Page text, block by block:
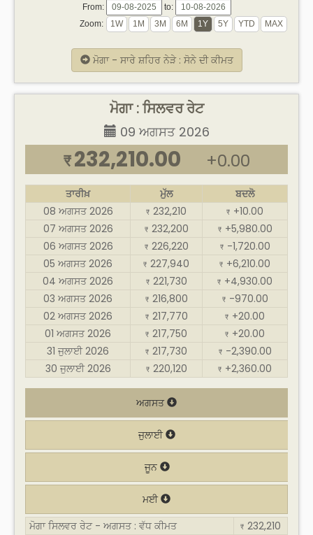
From:
to:
Zoom:
ਮੋਗਾ - ਸਾਰੇ ਸ਼ਹਿਰ ਨੇੜੇ : ਸੋਨੇ ਦੀ ਕੀਮਤ
ਮੋਗਾ : ਸਿਲਵਰ ਰੇਟ
09 ਅਗਸਤ 2026
₹ 232,210.00 +0.00
ਤਾਰੀਖ਼ ਮੁੱਲ
ਬਦਲੋ
08 ਅਗਸਤ 2026
₹ 232,210 ₹ +10.00
07 ਅਗਸਤ 2026
₹ 232,200 ₹ +5,980.00
06 ਅਗਸਤ 2026
₹ 226,220 ₹ -1,720.00
05 ਅਗਸਤ 2026
₹ 227,940 ₹ +6,210.00
04 ਅਗਸਤ 2026
₹ 221,730 ₹ +4,930.00
03 ਅਗਸਤ 2026
₹ 216,800 ₹ -970.00
02 ਅਗਸਤ 2026
₹ 217,770 ₹ +20.00
01 ਅਗਸਤ 2026
₹ 217,750 ₹ +20.00
31 ਜੁਲਾਈ 2026
₹ 217,730 ₹ -2,390.00
30 ਜੁਲਾਈ 2026
₹ 220,120 ₹ +2,360.00
ਅਗਸਤ
ਜੁਲਾਈ
ਜੂਨ
ਮਈ
ਮੋਗਾ ਸਿਲਵਰ ਰੇਟ - ਅਗਸਤ : ਵੱਧ ਕੀਮਤ
₹ 232,210